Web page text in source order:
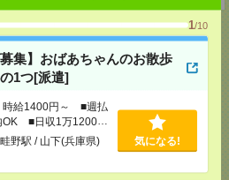
1/10
募集】おばあちゃんのお散歩
1つ[派遣]
時給1400円～ ■週払
■日収1万1200円
野駅 / 山下(兵庫県)
気になる!
募ページへ
電話応募